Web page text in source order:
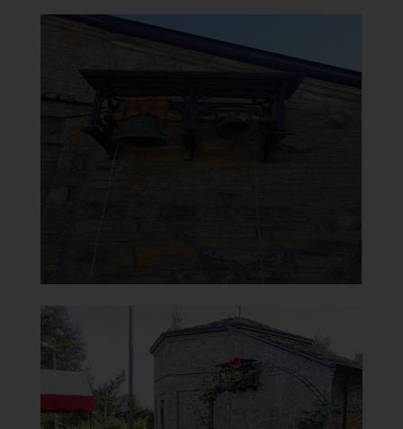
Oratorio della Beata Vergine
Oratorio della Beata Vergine
del Carmelo
Vista